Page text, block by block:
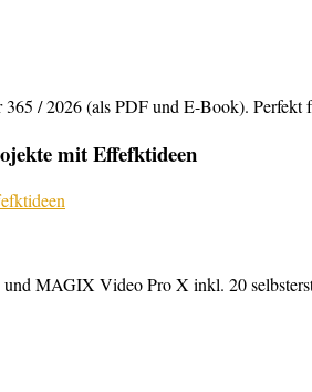
/ 2026 (als PDF und E-Book). Perfekt
mit Effefktideen
MAGIX Video Pro X inkl. 20